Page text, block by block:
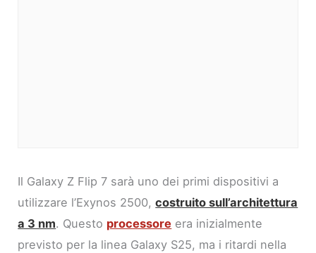
Il Galaxy Z Flip 7 sarà uno dei primi dispositivi a
utilizzare l’Exynos 2500,costruito sull’architettura
a 3 nm. Questo processore era inizialmente
previsto per la linea Galaxy S25, ma i ritardi nella